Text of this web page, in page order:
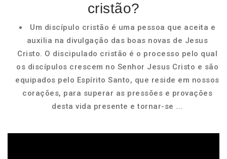
cristão?
Um discípulo cristão é uma pessoa que aceita e
auxilia na divulgação das boas novas de Jesus
Cristo. O discipulado cristão é o processo pelo qual
os discípulos crescem no Senhor Jesus Cristo e são
equipados pelo Espírito Santo, que reside em nossos
corações, para superar as pressões e provações
desta vida presente e tornar-se ...